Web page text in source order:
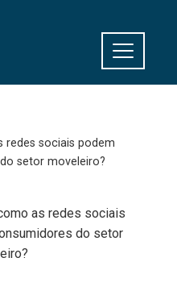
redes sociais podem
setor moveleiro?